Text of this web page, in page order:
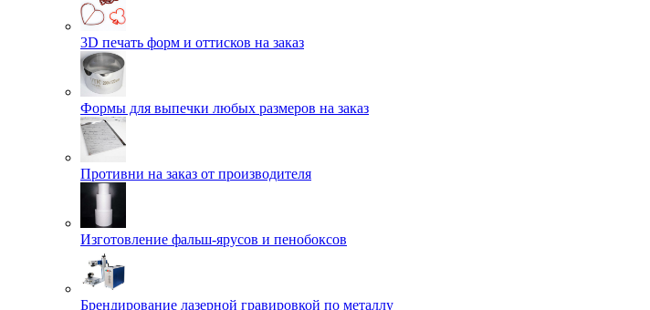
3D печать форм и оттисков на заказ
Формы для выпечки любых размеров на заказ
Противни на заказ от производителя
Изготовление фальш-ярусов и пенобоксов
Брендирование лазерной гравировкой по металлу